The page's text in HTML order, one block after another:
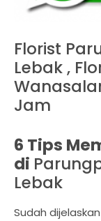
Florist
Lebak ,
Jam
6 Tips
di
Lebak
Sudah